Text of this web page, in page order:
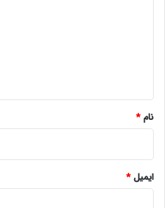
نام*
ایمیل*